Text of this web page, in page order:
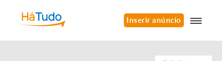
Inserir anúncio